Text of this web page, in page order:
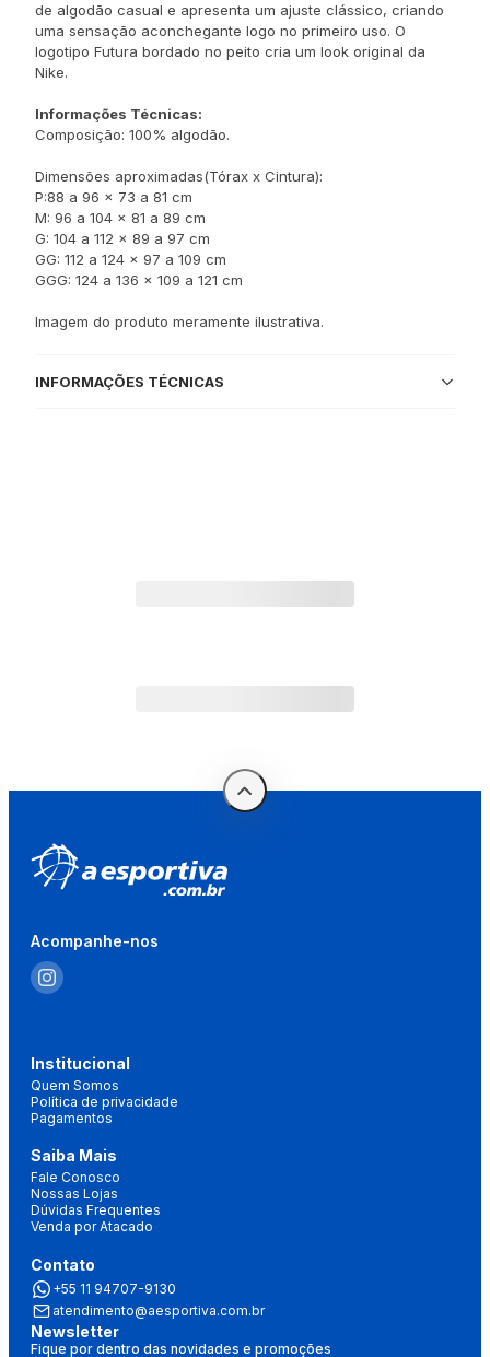
de algodão casual e apresenta um ajuste clássico, criando
uma sensação aconchegante logo no primeiro uso. O
logotipo Futura bordado no peito cria um look original da
Nike.
Informações Técnicas:
Composição: 100% algodão.
Dimensões aproximadas(Tórax x Cintura):
P:88 a 96 x 73 a 81 cm
M: 96 a 104 x 81 a 89 cm
G: 104 a 112 x 89 a 97 cm
GG: 112 a 124 x 97 a 109 cm
GGG: 124 a 136 x 109 a 121 cm
Imagem do produto meramente ilustrativa.
INFORMAÇÕES TÉCNICAS
Acompanhe-nos
Institucional
Quem Somos
Política de privacidade
Pagamentos
Saiba Mais
Fale Conosco
Nossas Lojas
Dúvidas Frequentes
Venda por Atacado
Contato
+55 11 94707-9130
atendimento@aesportiva.com.br
Newsletter
Fique por dentro das novidades e promoções